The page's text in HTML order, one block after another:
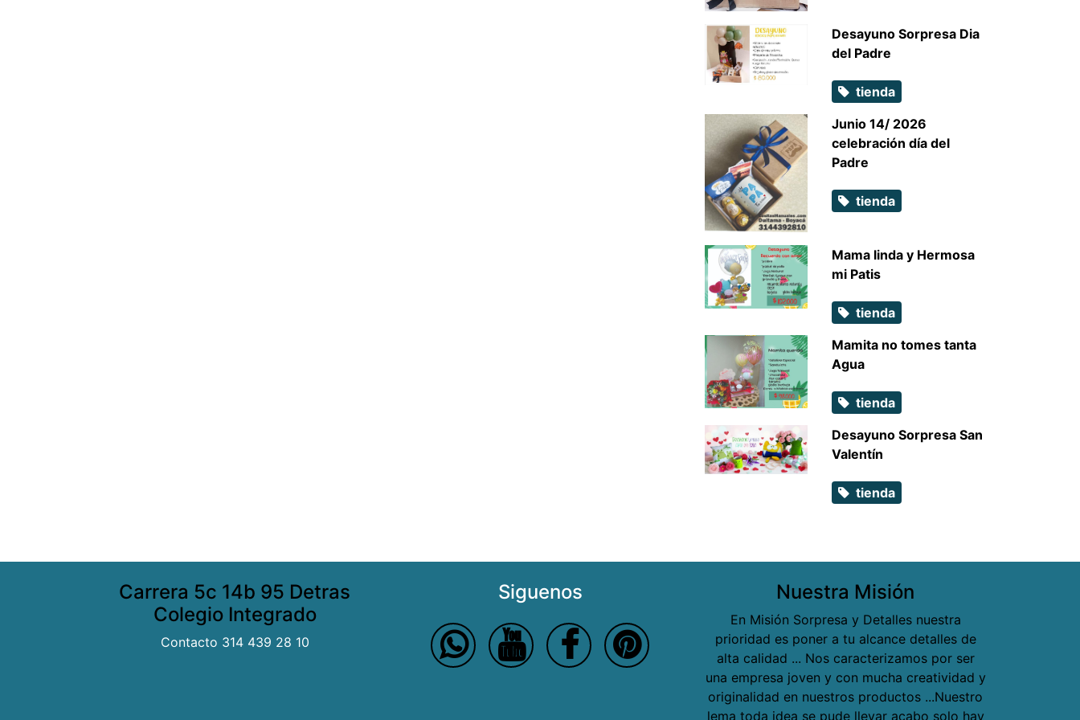
Desayuno Sorpresa Dia
del Padre
tienda
Junio 14/ 2026
celebración día del
Padre
tienda
Mama linda y Hermosa
mi Patis
tienda
Mamita no tomes tanta
Agua
tienda
Desayuno Sorpresa San
Valentín
tienda
Carrera 5c 14b 95 Detras
Colegio Integrado
Contacto 314 439 28 10
Siguenos Nuestra Misión
En Misión Sorpresa y Detalles nuestra
prioridad es poner a tu alcance detalles de
alta calidad ... Nos caracterizamos por ser
una empresa joven y con mucha creatividad y
originalidad en nuestros productos ...Nuestro
lema toda idea se pude llevar acabo solo hay